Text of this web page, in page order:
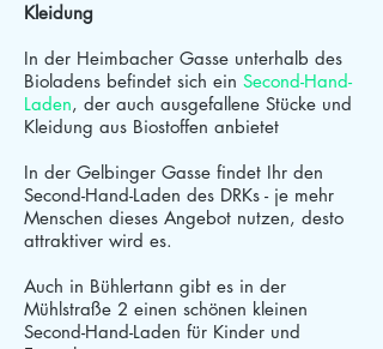
Kleidung
In der Heimbacher Gasse unterhalb des
Bioladens befindet sich ein Second-Hand-
Laden, der auch ausgefallene Stücke und
Kleidung aus Biostoffen anbietet
In der Gelbinger Gasse findet Ihr den
Second-Hand-Laden des DRKs - je mehr
Menschen dieses Angebot nutzen, desto
attraktiver wird es.
Auch in Bühlertann gibt es in der
Mühlstraße 2 einen schönen kleinen
Second-Hand-Laden für Kinder und